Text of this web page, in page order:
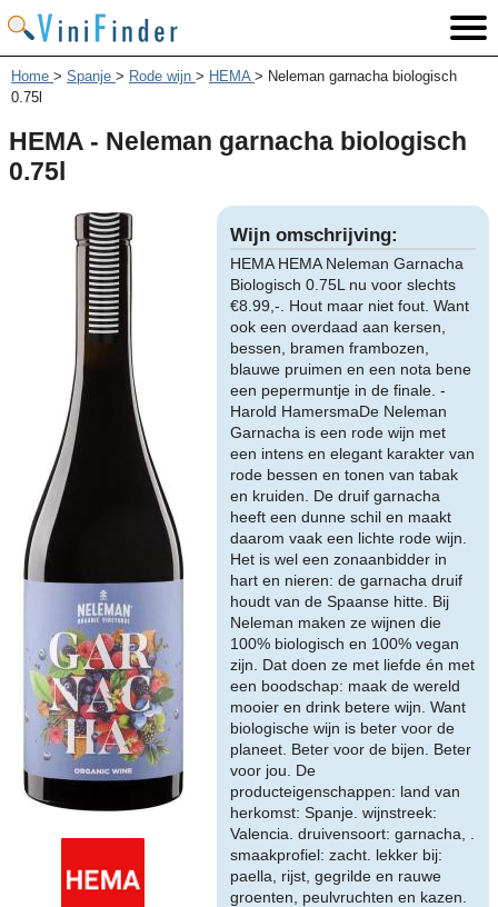
Home > Spanje > Rode wijn > HEMA > Neleman garnacha biologisch
0.75l
HEMA - Neleman garnacha biologisch
0.75l
Wijn omschrijving:
HEMA HEMA Neleman Garnacha
Biologisch 0.75L nu voor slechts
€8.99,-. Hout maar niet fout. Want
ook een overdaad aan kersen,
bessen, bramen frambozen,
blauwe pruimen en een nota bene
een pepermuntje in de finale. -
Harold HamersmaDe Neleman
Garnacha is een rode wijn met
een intens en elegant karakter van
rode bessen en tonen van tabak
en kruiden. De druif garnacha
heeft een dunne schil en maakt
daarom vaak een lichte rode wijn.
Het is wel een zonaanbidder in
hart en nieren: de garnacha druif
houdt van de Spaanse hitte. Bij
Neleman maken ze wijnen die
100% biologisch en 100% vegan
zijn. Dat doen ze met liefde én met
een boodschap: maak de wereld
mooier en drink betere wijn. Want
biologische wijn is beter voor de
planeet. Beter voor de bijen. Beter
voor jou. De
producteigenschappen: land van
herkomst: Spanje. wijnstreek:
Valencia. druivensoort: garnacha, .
smaakprofiel: zacht. lekker bij:
paella, rijst, gegrilde en rauwe
groenten, peulvruchten en kazen.